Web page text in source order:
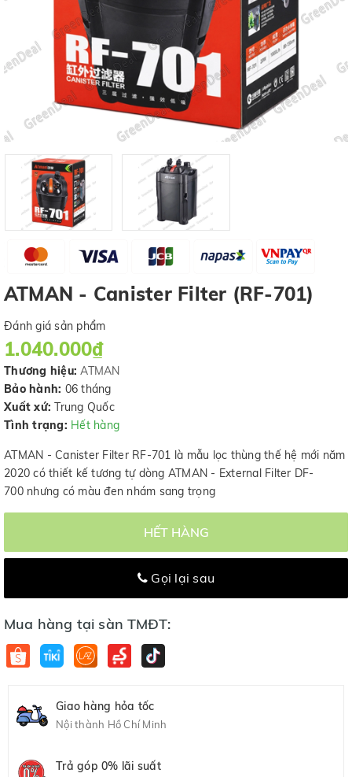
ATMAN - Canister Filter (RF-701)
Đánh giá sản phẩm
1.040.000₫
Thương hiệu: ATMAN
Bảo hành: 06 tháng
Xuất xứ: Trung Quốc
Tình trạng: Hết hàng
ATMAN - Canister Filter RF-701 là mẫu lọc thùng thế hệ mới năm
2020 có thiết kế tương tự dòng ATMAN - External Filter DF-
700 nhưng có màu đen nhám sang trọng
HẾT HÀNG
Gọi lại sau
Mua hàng tại sàn TMĐT:
Giao hàng hỏa tốc
Nội thành Hồ Chí Minh
Trả góp 0% lãi suất